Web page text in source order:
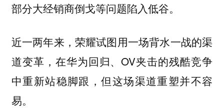
部分大经销商倒戈等问题陷入低谷。
近一两年来，荣耀试图用一场背水一战的渠
道变革，在华为回归、OV夹击的残酷竞争
中重新站稳脚跟，但这场渠道重塑并不容
易。